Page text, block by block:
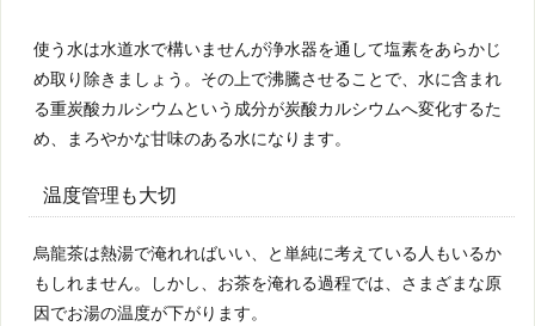
使う水は水道水で構いませんが浄水器を通して塩素をあらかじ
め取り除きましょう。その上で沸騰させることで、水に含まれ
る重炭酸カルシウムという成分が炭酸カルシウムへ変化するた
め、まろやかな甘味のある水になります。
温度管理も大切
烏龍茶は熱湯で淹れればいい、と単純に考えている人もいるか
もしれません。しかし、お茶を淹れる過程では、さまざまな原
因でお湯の温度が下がります。